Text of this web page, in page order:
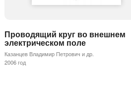
Проводящий круг во внешнем
электрическом поле
Казанцев Владимир Петрович и др.
2006 год